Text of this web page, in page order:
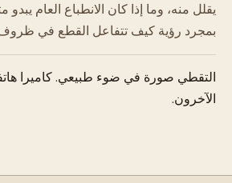
يقلل منه، وما إذا كان الانطباع العام يبدو
بمجرد رؤية كيف تتفاعل القطع في
التقطي صورة في ضوء طبيعي. كاميرا
الآخرون.